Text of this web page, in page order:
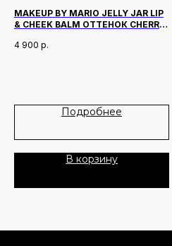
MAKEUP BY MARIO JELLY JAR LIP
& CHEEK BALM ОТТЕНОК CHERRY
4 900 р.
Подробнее
В корзину
Все права защищены
Политика Конфиденциальности
Скидки